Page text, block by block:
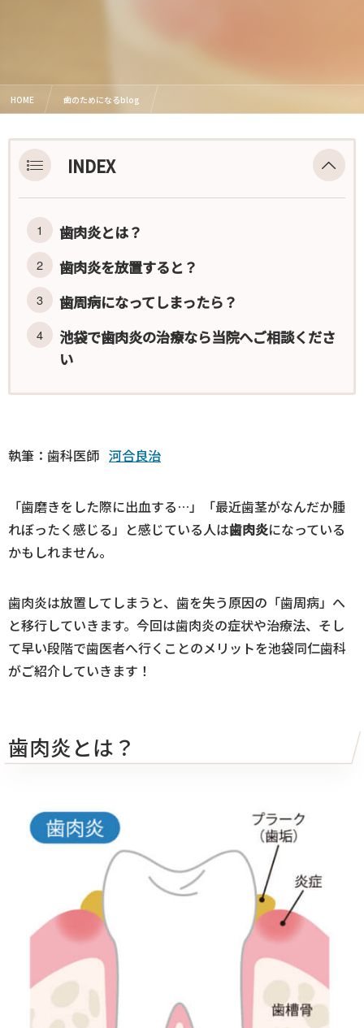
HOME 歯のためになるblog
INDEX
歯肉炎とは？
歯肉炎を放置すると？
歯周病になってしまったら？
池袋で歯肉炎の治療なら当院へご相談くださ
い
執筆：歯科医師 河合良治
「歯磨きをした際に出血する…」「最近歯茎がなんだか腫
れぼったく感じる」と感じている人は歯肉炎になっている
かもしれません。
歯肉炎は放置してしまうと、歯を失う原因の「歯周病」へ
と移行していきます。今回は歯肉炎の症状や治療法、そし
て早い段階で歯医者へ行くことのメリットを池袋同仁歯科
がご紹介していきます！
歯肉炎とは？